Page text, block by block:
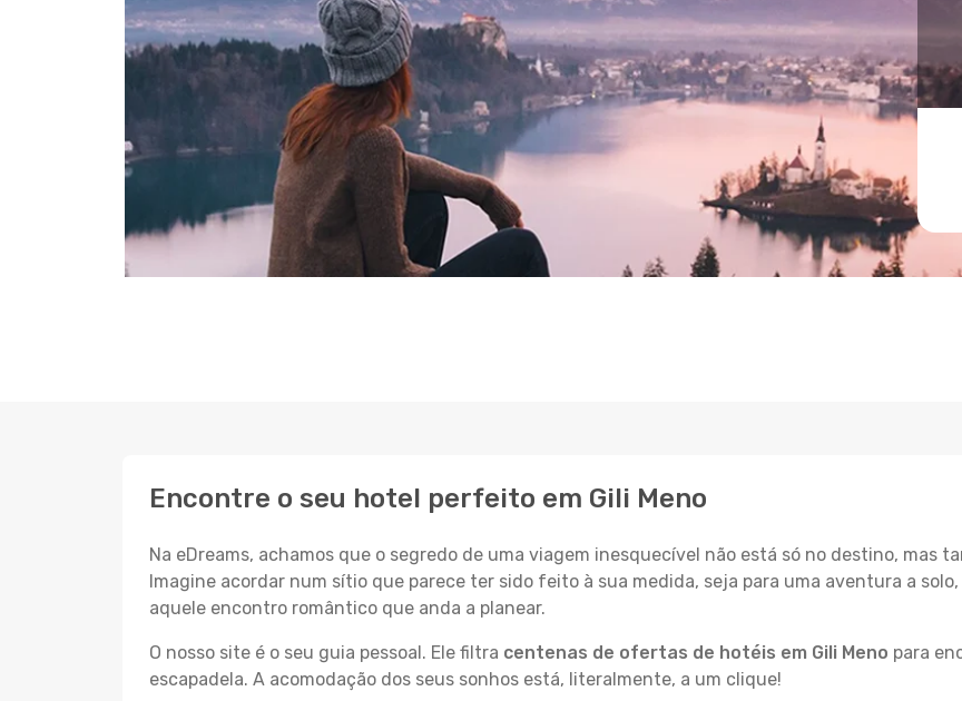
Encontre o seu hotel perfeito em Gili Meno
Na eDreams, achamos que o segredo de uma viagem inesquecível não está só no destino, mas
Imagine acordar num sítio que parece ter sido feito à sua medida, seja para uma aventura a
aquele encontro romântico que anda a planear.
O nosso site é o seu guia pessoal. Ele filtra centenas de ofertas de hotéis em Gili Meno para
escapadela. A acomodação dos seus sonhos está, literalmente, a um clique!